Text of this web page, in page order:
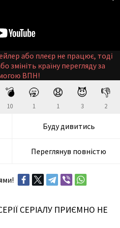
або плеєр не працює, тоді
змініть країну перегляду за
ВПН!
💣
10
🥱
1
😧
1
😈
3
👎
2
Буду дивитись
Переглянув повністю
СЕРІАЛУ ПРИЄМНО НЕ